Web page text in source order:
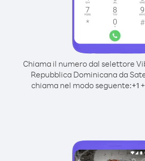
Chiama il numero dal selettore
Repubblica Dominicana da
chiama nel modo seguente:+1 +